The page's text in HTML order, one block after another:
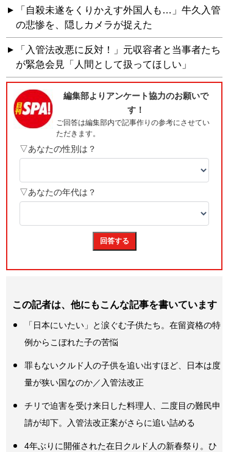
「自殺未遂をくりかえす外国人も…」牛久入管
の悲惨を、隠しカメラが捉えた
「入管法改悪に反対！」元収容者と当事者たち
が緊急会見「人間として扱ってほしい」
この記者は、他にもこんな記事を書いています
「日本にいたい」と涙ぐむ子供たち。在留資格の特
例からこぼれた子の苦悩
罪もないクルド人の子供を追い出すほど、日本は度
量が狭い国なのか／入管法改正
チリで迫害を受け来日した料理人、二度目の難民申
請が却下。入管法改正案がさらに追い詰める
4年ぶりに開催された在日クルド人の新春祭り。ひ